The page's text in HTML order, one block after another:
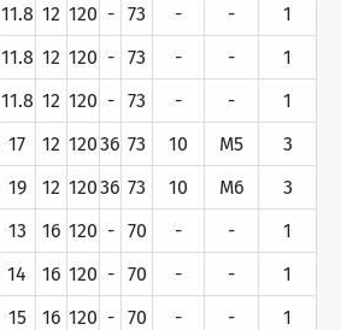
11.8 12 120 - 73 - -
1
11.8 12 120 - 73 - -
1
11.8 12 120 - 73 - -
1
17 12 12036 73 10 M5
3
19 12 12036 73 10 M6
3
13 16 120 - 70 - -
1
14 16 120 - 70 - -
1
15 16 120 - 70 - -
1